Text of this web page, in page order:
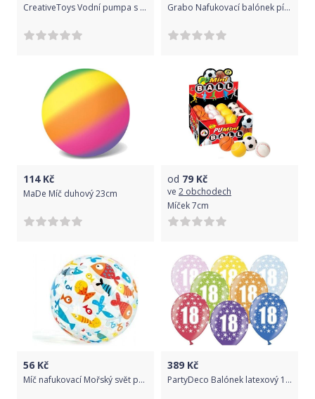
CreativeToys Vodní pumpa s balónky Grabo Nafukovací balónek písmeno W modré 102 cm -
114Kč
MaDe Míč duhový 23cm
od 79 Kč
ve 2 obchodech
Míček 7cm
56 Kč
Míč nafukovací Mořský svět prům. 51cm asst 3 druhy v sáčku
389 Kč
PartyDeco Balónek latexový 18. narozeniny 50 ks